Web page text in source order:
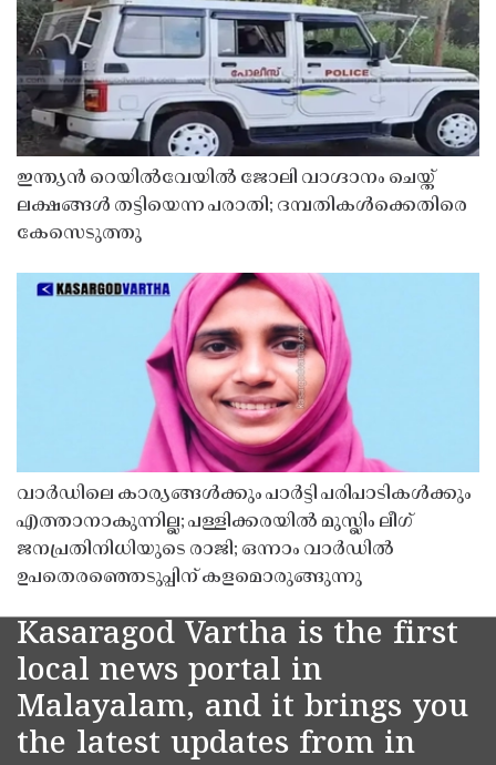
ഇന്ത്യൻ റെയിൽവേയിൽ ജോലി വാഗ്ദാനം ചെയ്ത്
ലക്ഷങ്ങൾ തട്ടിയെന്ന പരാതി; ദമ്പതികൾക്കെതിരെ
കേസെടുത്തു
വാർഡിലെ കാര്യങ്ങൾക്കും പാർട്ടി പരിപാടികൾക്കും
എത്താനാകുന്നില്ല; പള്ളിക്കരയിൽ മുസ്ലിം ലീഗ്
ജനപ്രതിനിധിയുടെ രാജി; ഒന്നാം വാർഡിൽ
ഉപതെരഞ്ഞെടുപ്പിന് കളമൊരുങ്ങുന്നു
Kasaragod Vartha is the first
local news portal in
Malayalam, and it brings you
the latest updates from in